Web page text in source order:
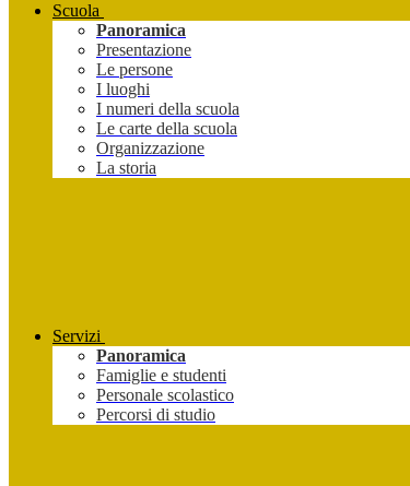
Scuola
Panoramica
Presentazione
Le persone
I luoghi
I numeri della scuola
Le carte della scuola
Organizzazione
La storia
Servizi
Panoramica
Famiglie e studenti
Personale scolastico
Percorsi di studio